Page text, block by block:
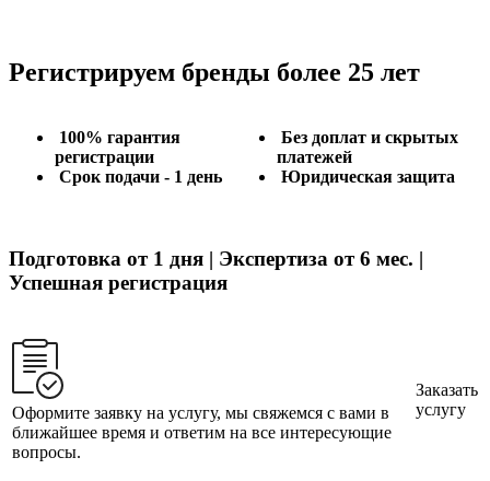
Регистрируем бренды более 25 лет
100% гарантия
регистрации
Срок подачи - 1 день
Без доплат и скрытых
платежей
Юридическая защита
Подготовка от 1 дня | Экспертиза от 6 мес. |
Успешная регистрация
Оформите заявку на услугу, мы свяжемся с вами в
ближайшее время и ответим на все интересующие
вопросы.
Заказать
услугу